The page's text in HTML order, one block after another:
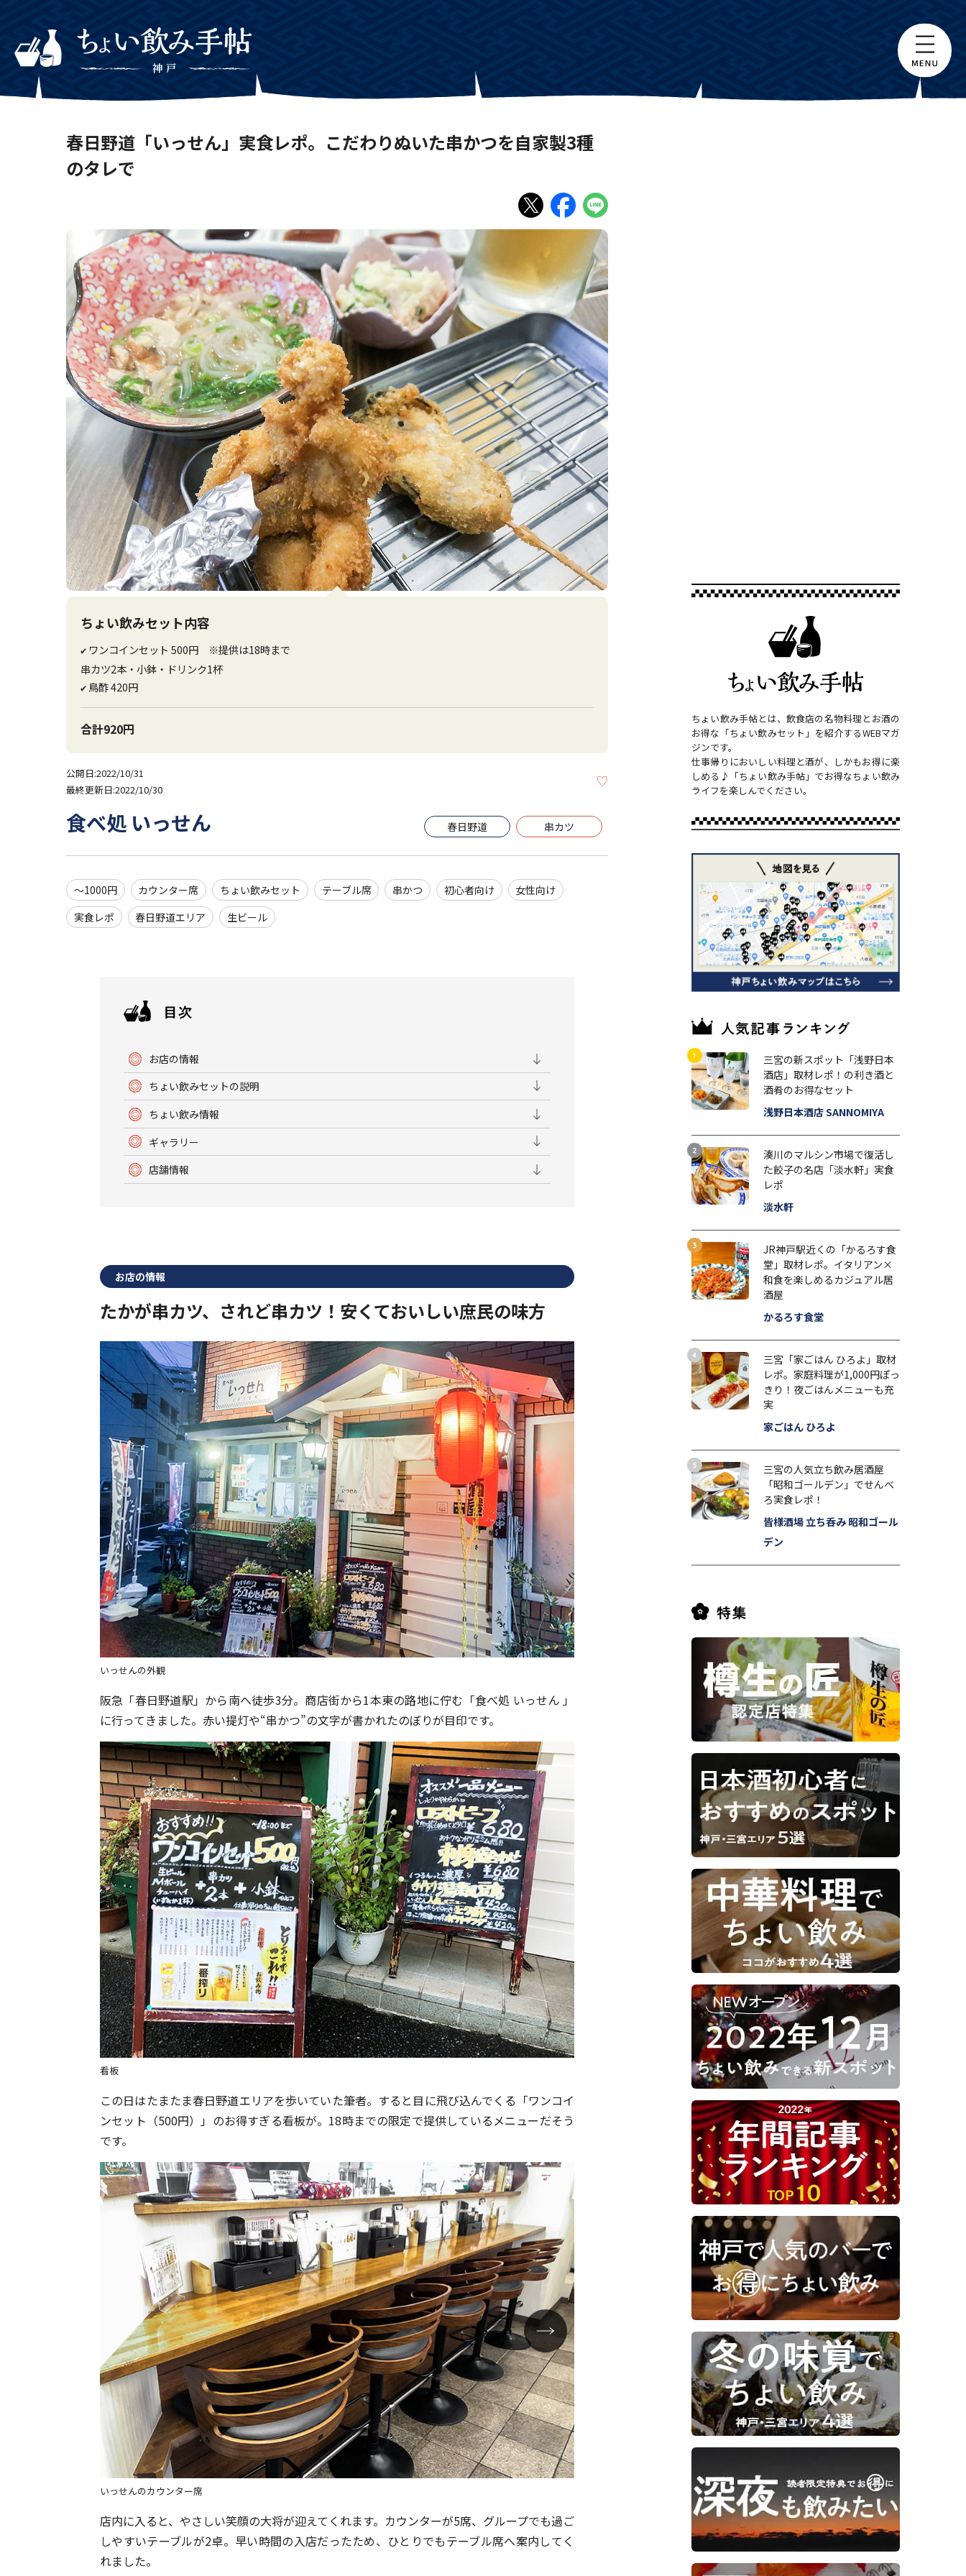
春日野道「いっせん」実食レポ。こだわりぬいた串かつを自家製3種
のタレで
ちょい飲みセット内容
✔ ワンコインセット 500円 ※提供は18時まで
串カツ2本・小鉢・ドリンク1杯
✔ 鳥酢 420円
合計920円
公開日:2022/10/31
最終更新日:2022/10/30
食べ処 いっせん 春日野道 串カツ
～1000円 カウンター席 ちょい飲みセット テーブル席 串かつ 初心者向け
女性向け
実食レポ
春日野道エリア 生ビール
お店の情報
ちょい飲みセットの説明
ちょい飲み情報
ギャラリー
店舗情報
お店の情報
たかが串カツ、されど串カツ！安くておいしい庶民の味方
いっせんの外観
阪急「春日野道駅」から南へ徒歩3分。商店街から1本東の路地に佇む「食べ処 いっせん 」
に行ってきました。赤い提灯や“串かつ”の文字が書かれたのぼりが目印です。
看板
この日はたまたま春日野道エリアを歩いていた筆者。すると目に飛び込んでくる「ワンコイ
ンセット（500円）」のお得すぎる看板が。18時までの限定で提供しているメニューだそう
です。
いっせんのカウンター席
店内に入ると、やさしい笑顔の大将が迎えてくれます。カウンターが5席、グループでも過ご
しやすいテーブルが2卓。早い時間の入店だったため、ひとりでもテーブル席へ案内してく
れました。
ちょい飲み手帖とは、飲食店の名物料理とお酒の
お得な「ちょい飲みセット」を紹介するWEBマガ
ジンです。
仕事帰りにおいしい料理と酒が、しかもお得に楽
しめる♪「ちょい飲み手帖」でお得なちょい飲み
ライフを楽しんでください。
三宮の新スポット「浅野日本
酒店」取材レポ！の利き酒と
酒肴のお得なセット
浅野日本酒店 SANNOMIYA
湊川のマルシン市場で復活し
た餃子の名店「淡水軒」実食
レポ
淡水軒
JR神戸駅近くの「かるろす食
堂」取材レポ。イタリアン×
和食を楽しめるカジュアル居
酒屋
かるろす食堂
三宮「家ごはん ひろよ」取材
レポ。家庭料理が1,000円ぽっ
きり！夜ごはんメニューも充
実
家ごはん ひろよ
三宮の人気立ち飲み居酒屋
「昭和ゴールデン」でせんべ
ろ実食レポ！
皆様酒場 立ち呑み 昭和ゴール
デン